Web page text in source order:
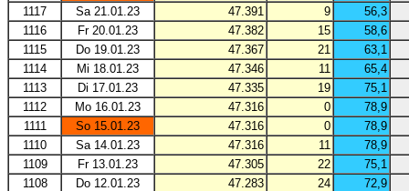
1117
Sa 21.01.23 47.391 9
56,3
1116
Fr 20.01.23 47.382 15
58,6
1115
Do 19.01.23 47.367 21
63,1
1114
Mi 18.01.23 47.346 11
65,4
1113
Di 17.01.23 47.335 19
75,1
1112
Mo 16.01.23 47.316 0
78,9
1111
So 15.01.23 47.316 0
78,9
1110
Sa 14.01.23 47.316 11
78,9
1109
Fr 13.01.23 47.305 22
75,1
1108
Do 12.01.23 47.283 24
72,9